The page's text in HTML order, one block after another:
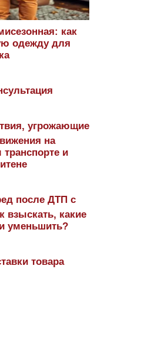
как
одежду для
угрожающие
на
и
после ДТП с
взыскать, какие
уменьшить?
товара